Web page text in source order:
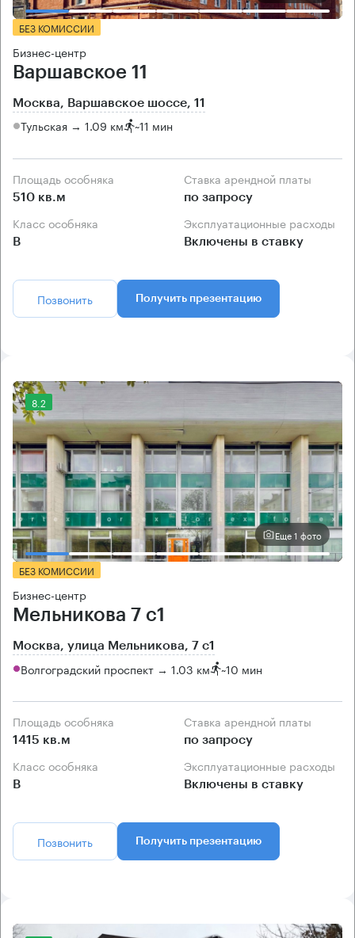
БЕЗ КОМИССИИ
Бизнес-центр
Варшавское 11
Москва, Варшавское шоссе, 11
Тульская → 1.09 км ~11 мин
Площадь особняка
510 кв.м
Ставка арендной платы
по запросу
Класс особняка
B
Эксплуатационные расходы
Включены в ставку
Позвонить Получить презентацию
8.2
Еще 1 фото
БЕЗ КОМИССИИ
Бизнес-центр
Мельникова 7 с1
Москва, улица Мельникова, 7 с1
Волгоградский проспект → 1.03 км ~10 мин
Площадь особняка
1415 кв.м
Ставка арендной платы
по запросу
Класс особняка
B
Эксплуатационные расходы
Включены в ставку
Позвонить Получить презентацию